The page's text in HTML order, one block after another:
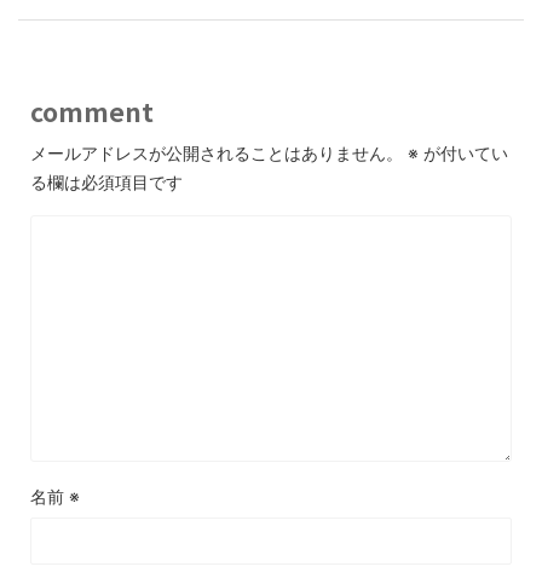
comment
メールアドレスが公開されることはありません。 ※ が付いてい
る欄は必須項目です
名前 ※